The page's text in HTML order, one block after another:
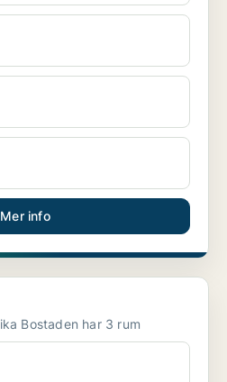
Mer info
Lägenhet att hyra i Arvika Bostaden har 3 rum